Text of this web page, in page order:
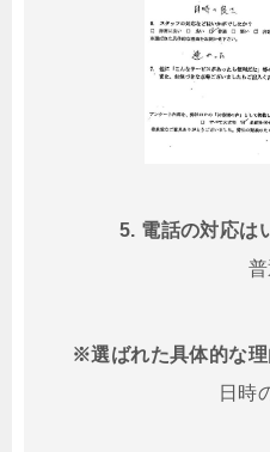
5. 電話の対応は
普
※選ばれた具体的な理
日時